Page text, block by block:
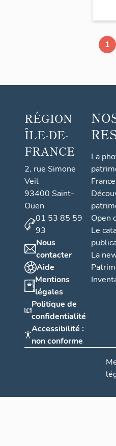
1
RÉGION
ÎLE-DE-
FRANCE
2, rue Simone
Veil
93400 Saint-
Ouen
01 53 85 59
93
Nous
contacter
Aide
Mentions
légales
Politique de
confidentialité
Accessibilité :
non conforme
La
France
Open
Le
La